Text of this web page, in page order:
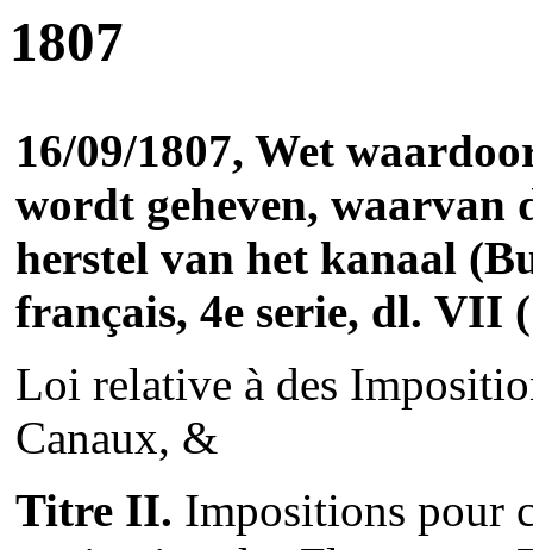
1807
16/09/1807, Wet
wordt geheven, waarvan
herstel van het kanaal (
français, 4e serie, dl. VII
Loi relative à des
Canaux, &
Titre II. Impositions pour